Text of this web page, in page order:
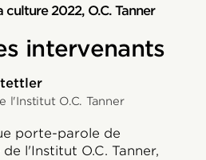
2022, O.C. Tanner
intervenants
l'Institut O.C. Tanner
porte-parole de
l'Institut O.C. Tanner,